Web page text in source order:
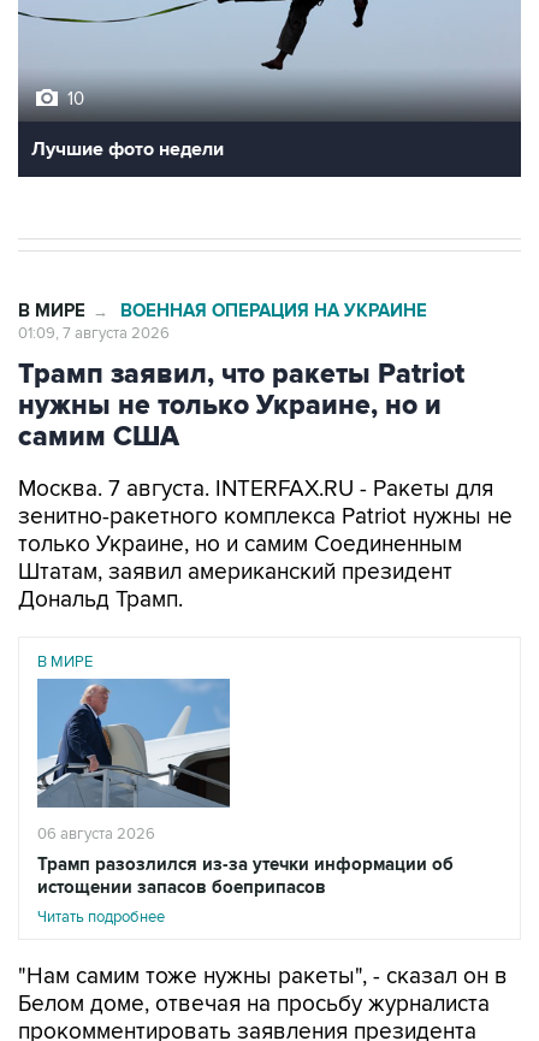
Лучшие фото недели
Трамп заявил, что ракеты Patriot
нужны не только Украине, но и
самим США
Москва. 7 августа. INTERFAX.RU - Ракеты для
только Украине, но и самим Соединенным
Штатам, заявил американский президент
Дональд Трамп.
В МИРЕ
06 августа 2026
Трамп разозлился из-за утечки информации об
истощении запасов боеприпасов
Читать подробнее
"Нам самим тоже нужны ракеты", - сказал он в
прокомментировать заявления президента
Украины Владимира Зеленского о том, что